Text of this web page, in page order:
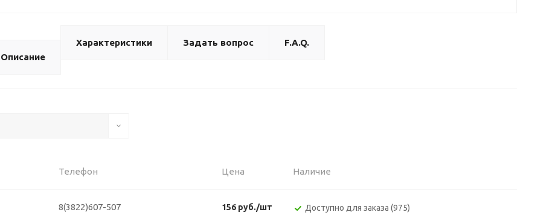
Описание
Характеристики Задать вопрос F.A.Q.
Телефон Цена Наличие
8(3822)607-507 156 руб./шт Доступно для заказа (975)